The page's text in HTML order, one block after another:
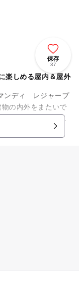
保存
37
楽しめる屋内＆屋外
ンディ レジャープ
の内外をまたいで
きるお風呂と合わ